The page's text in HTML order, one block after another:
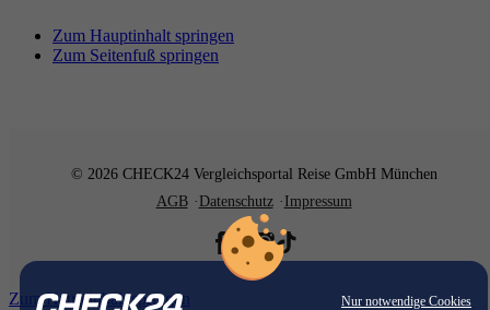
Nur notwendige Cookies
Zum Hauptinhalt springen
Zum Seitenfuß springen
© 2026 CHECK24 Vergleichsportal Reise GmbH München
AGB
Datenschutz Impressum
Zum Hauptinhalt springen